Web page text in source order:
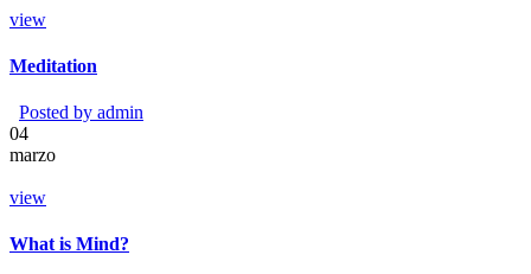
view
Meditation
Posted by admin
04
marzo
view
What is Mind?